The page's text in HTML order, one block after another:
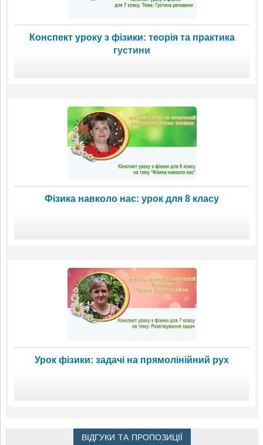
Конспект уроку з фізики: теорія та практика
густини
Фізика навколо нас: урок для 8 класу
Урок фізики: задачі на прямолінійний рух
ВІДГУКИ ТА ПРОПОЗИЦІЇ